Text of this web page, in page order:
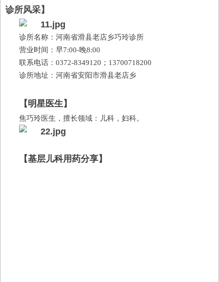
诊所风采】
诊所名称：河南省滑县老店乡巧玲诊所
营业时间：早7:00-晚8:00
联系电话：0372-8349120； 13700718200
诊所地址：河南省安阳市滑县老店乡
【明星医生 】
焦巧玲医生， 擅长领域：儿科，妇科。
【基层儿科用药分享】